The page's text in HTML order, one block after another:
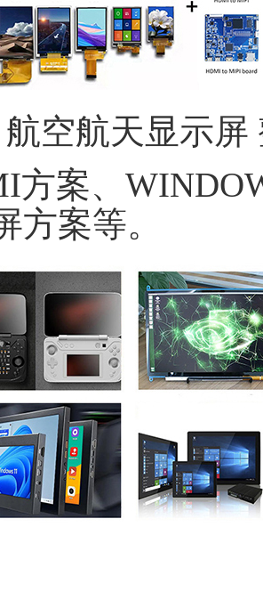
航空航天显示屏
方案、
方案等。